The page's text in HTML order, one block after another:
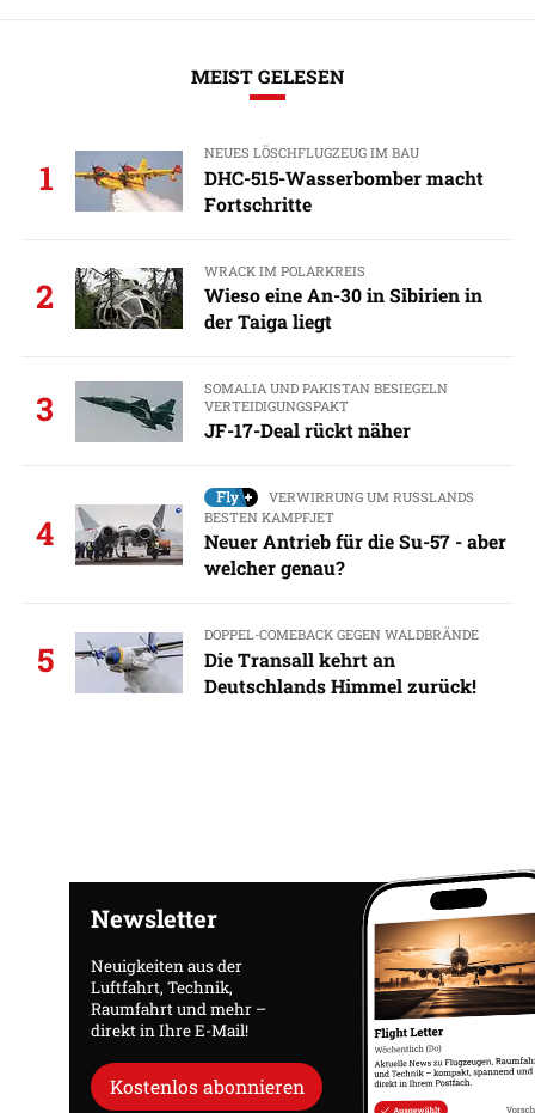
MEIST GELESEN
1
NEUES LÖSCHFLUGZEUG IM BAU
DHC-515-Wasserbomber macht
Fortschritte
2
WRACK IM POLARKREIS
Wieso eine An-30 in Sibirien in
der Taiga liegt
3
SOMALIA UND PAKISTAN BESIEGELN
VERTEIDIGUNGSPAKT
JF-17-Deal rückt näher
4
VERWIRRUNG UM RUSSLANDS
BESTEN KAMPFJET
Neuer Antrieb für die Su-57 - aber
welcher genau?
5
DOPPEL-COMEBACK GEGEN WALDBRÄNDE
Die Transall kehrt an
Deutschlands Himmel zurück!
Newsletter
Neuigkeiten aus der
Luftfahrt, Technik,
Raumfahrt und mehr –
direkt in Ihre E-Mail!
Kostenlos abonnieren